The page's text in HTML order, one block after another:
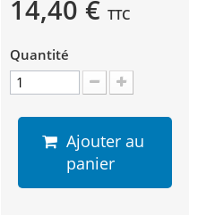
14,40 € TTC
Quantité
Ajouter au
panier